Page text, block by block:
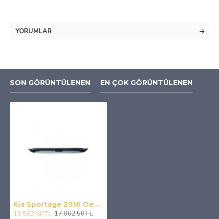
YORUMLAR
SON GÖRÜNTÜLENEN EN ÇOK GÖRÜNTÜLENEN
Kia Sportage 2016 Oem Stil Orjinal Yan Basamak
13.562,50TL 17.062,50TL